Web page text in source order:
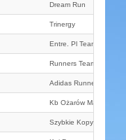
Dream Run
Trinergy
Entre. Pl Team
Runners Team
Adidas Runners
Kb Ożarów Mazowiecki
Szybkie Kopyto Ultra